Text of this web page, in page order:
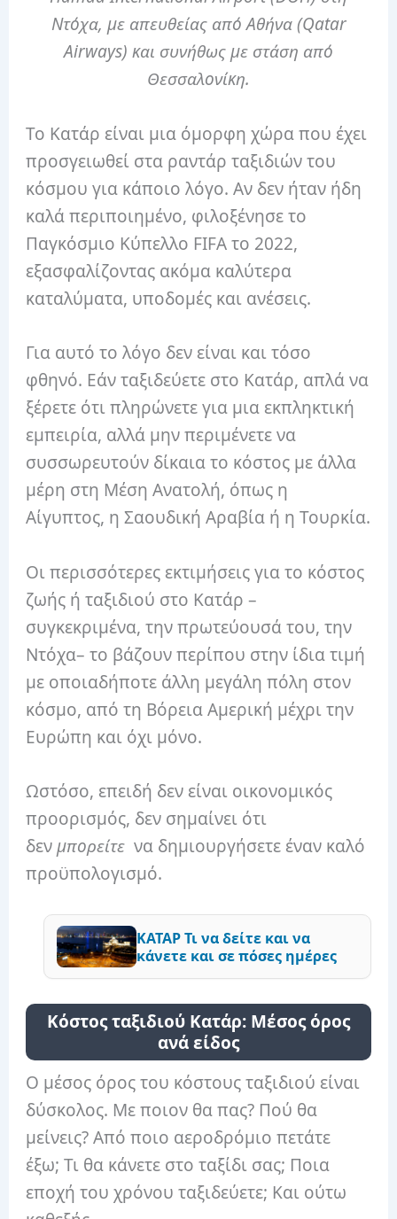
Ντόχα, με απευθείας από Αθήνα (Qatar
Airways) και συνήθως με στάση από
Θεσσαλονίκη.
Το Κατάρ είναι μια όμορφη χώρα που έχει
προσγειωθεί στα ραντάρ ταξιδιών του
κόσμου για κάποιο λόγο. Αν δεν ήταν ήδη
καλά περιποιημένο, φιλοξένησε το
Παγκόσμιο Κύπελλο FIFA το 2022,
εξασφαλίζοντας ακόμα καλύτερα
καταλύματα, υποδομές και ανέσεις.
Για αυτό το λόγο δεν είναι και τόσο
φθηνό. Εάν ταξιδεύετε στο Κατάρ, απλά να
ξέρετε ότι πληρώνετε για μια εκπληκτική
εμπειρία, αλλά μην περιμένετε να
συσσωρευτούν δίκαια το κόστος με άλλα
μέρη στη Μέση Ανατολή, όπως η
Αίγυπτος, η Σαουδική Αραβία ή η Τουρκία.
Οι περισσότερες εκτιμήσεις για το κόστος
ζωής ή ταξιδιού στο Κατάρ –
συγκεκριμένα, την πρωτεύουσά του, την
Ντόχα– το βάζουν περίπου στην ίδια τιμή
με οποιαδήποτε άλλη μεγάλη πόλη στον
κόσμο, από τη Βόρεια Αμερική μέχρι την
Ευρώπη και όχι μόνο.
Ωστόσο, επειδή δεν είναι οικονομικός
προορισμός, δεν σημαίνει ότι
δενμπορείτε να δημιουργήσετε έναν καλό
προϋπολογισμό.
ΚΑΤΑΡ Τι να δείτε και να
κάνετε και σε πόσες ημέρες
Κόστος ταξιδιού Κατάρ: Μέσος όρος
ανά είδος
Ο μέσος όρος του κόστους ταξιδιού είναι
δύσκολος. Με ποιον θα πας? Πού θα
μείνεις? Από ποιο αεροδρόμιο πετάτε
έξω; Τι θα κάνετε στο ταξίδι σας; Ποια
εποχή του χρόνου ταξιδεύετε; Και ούτω